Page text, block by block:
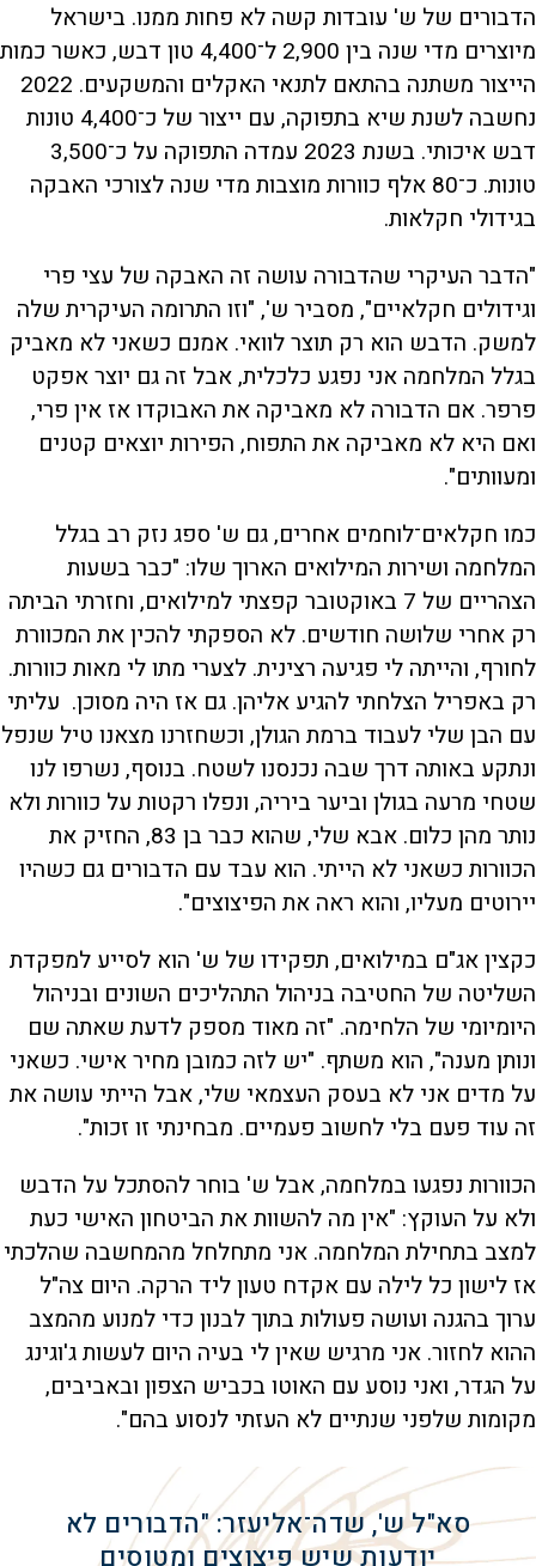
הדבורים של ש' עובדות קשה לא פחות ממנו. בישראל
מיוצרים מדי שנה בין 2,900 ל־4,400 טון דבש, כאשר כמות
הייצור משתנה בהתאם לתנאי האקלים והמשקעים. 2022
נחשבה לשנת שיא בתפוקה, עם ייצור של כ־4,400 טונות
דבש איכותי. בשנת 2023 עמדה התפוקה על כ־3,500
טונות. כ־80 אלף כוורות מוצבות מדי שנה לצורכי האבקה
בגידולי חקלאות.
"הדבר העיקרי שהדבורה עושה זה האבקה של עצי פרי
וגידולים חקלאיים", מסביר ש', "וזו התרומה העיקרית שלה
למשק. הדבש הוא רק תוצר לוואי. אמנם כשאני לא מאביק
בגלל המלחמה אני נפגע כלכלית, אבל זה גם יוצר אפקט
פרפר. אם הדבורה לא מאביקה את האבוקדו אז אין פרי,
ואם היא לא מאביקה את התפוח, הפירות יוצאים קטנים
ומעוותים".
כמו חקלאים־לוחמים אחרים, גם ש' ספג נזק רב בגלל
המלחמה ושירות המילואים הארוך שלו: "כבר בשעות
הצהריים של 7 באוקטובר קפצתי למילואים, וחזרתי הביתה
רק אחרי שלושה חודשים. לא הספקתי להכין את המכוורת
לחורף, והייתה לי פגיעה רצינית. לצערי מתו לי מאות כוורות.
רק באפריל הצלחתי להגיע אליהן. גם אז היה מסוכן. עליתי
עם הבן שלי לעבוד ברמת הגולן, וכשחזרנו מצאנו טיל שנפל
ונתקע באותה דרך שבה נכנסנו לשטח. בנוסף, נשרפו לנו
שטחי מרעה בגולן וביער ביריה, ונפלו רקטות על כוורות ולא
נותר מהן כלום. אבא שלי, שהוא כבר בן 83, החזיק את
הכוורות כשאני לא הייתי. הוא עבד עם הדבורים גם כשהיו
יירוטים מעליו, והוא ראה את הפיצוצים".
כקצין אג"ם במילואים, תפקידו של ש' הוא לסייע למפקדת
השליטה של החטיבה בניהול התהליכים השונים ובניהול
היומיומי של הלחימה. "זה מאוד מספק לדעת שאתה שם
ונותן מענה", הוא משתף. "יש לזה כמובן מחיר אישי. כשאני
על מדים אני לא בעסק העצמאי שלי, אבל הייתי עושה את
זה עוד פעם בלי לחשוב פעמיים. מבחינתי זו זכות".
הכוורות נפגעו במלחמה, אבל ש' בוחר להסתכל על הדבש
ולא על העוקץ: "אין מה להשוות את הביטחון האישי כעת
למצב בתחילת המלחמה. אני מתחלחל מהמחשבה שהלכתי
אז לישון כל לילה עם אקדח טעון ליד הרקה. היום צה"ל
ערוך בהגנה ועושה פעולות בתוך לבנון כדי למנוע מהמצב
ההוא לחזור. אני מרגיש שאין לי בעיה היום לעשות ג'וגינג
על הגדר, ואני נוסע עם האוטו בכביש הצפון ובאביבים,
מקומות שלפני שנתיים לא העזתי לנסוע בהם".
סא"ל ש', שדה־אליעזר: "הדבורים לא
יודעות שיש פיצוצים ומטוסים